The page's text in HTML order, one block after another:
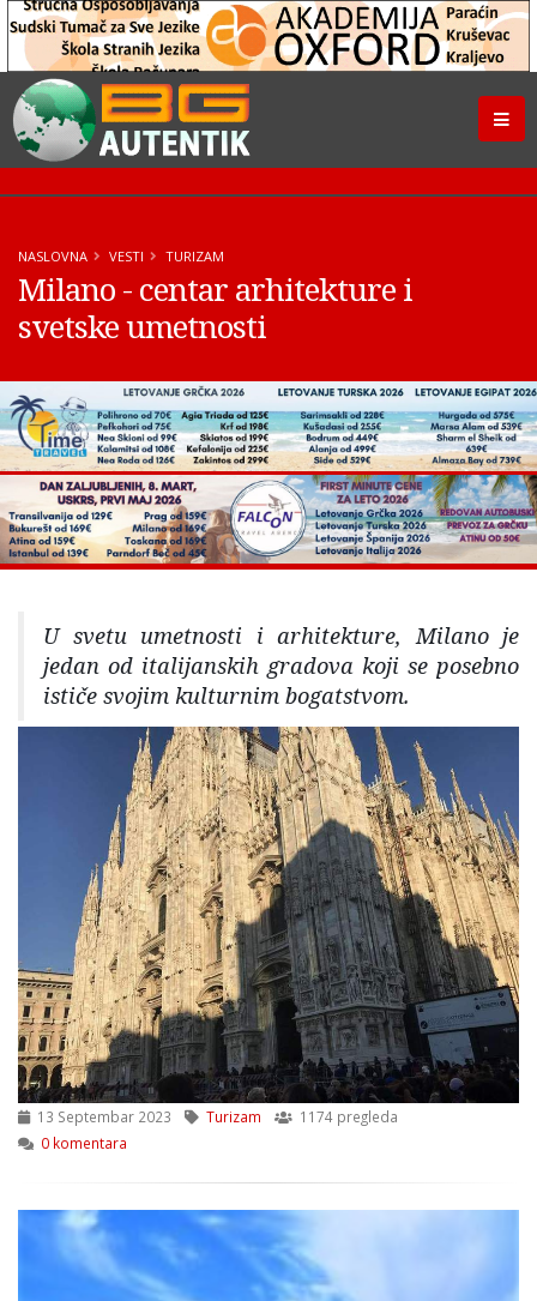
NASLOVNA VESTI TURIZAM
Milano - centar arhitekture i
svetske umetnosti
U svetu umetnosti i arhitekture, Milano je
jedan od italijanskih gradova koji se posebno
ističe svojim kulturnim bogatstvom.
13 Septembar 2023 Turizam
1174 pregleda
0 komentara